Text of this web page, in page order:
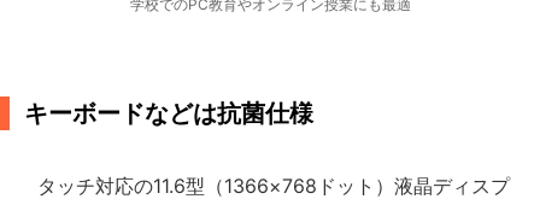
学校でのPC教育やオンライン授業にも最適
キーボードなどは抗菌仕様
タッチ対応の11.6型（1366×768ドット）液晶ディスプ